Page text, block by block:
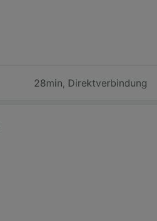
28min, Direktverbindung